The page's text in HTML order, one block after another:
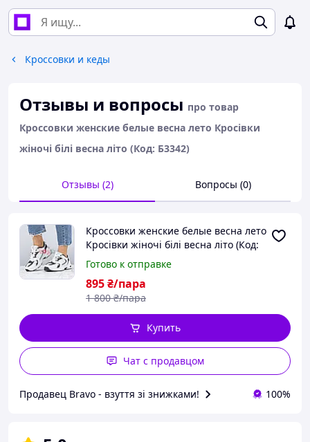
Кроссовки и кеды
Отзывы и вопросы про товар
Кроссовки женские белые весна лето Кросівки
жіночі білі весна літо (Код: Б3342)
Отзывы (2) Вопросы (0)
Кроссовки женские белые весна лето
Кросівки жіночі білі весна літо (Код:
Б3342)
Готово к отправке
895₴/пара
1 800 ₴/пара
Купить
Чат с продавцом
Продавец Bravo - взуття зі знижками! 100%